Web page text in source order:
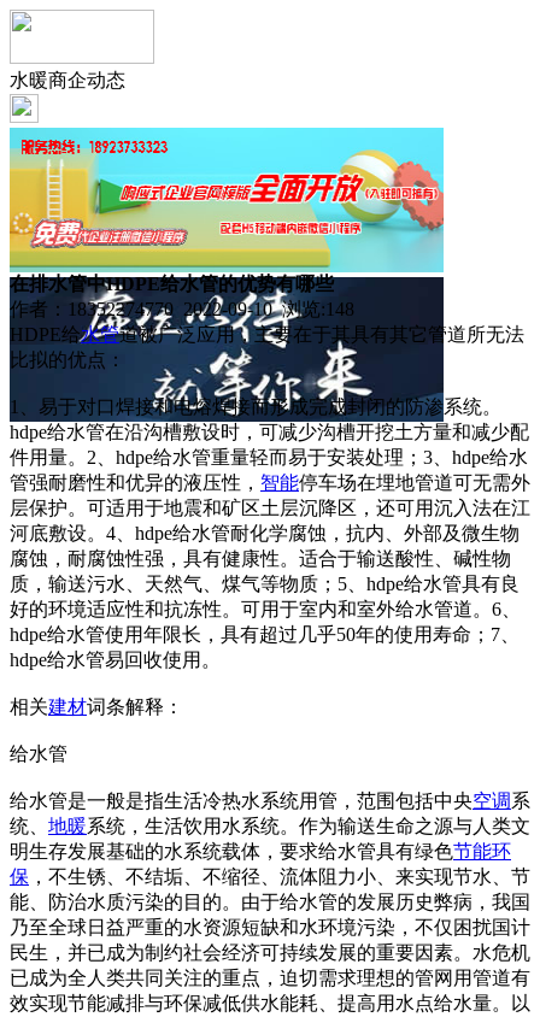
水暖商企动态
在排水管中HDPE给水管的优势有哪些
作者：18352274770 2022-09-10 浏览:148
HDPE给水管道被广泛应用，主要在于其具有其它管道所无法
比拟的优点：
1、易于对口焊接和电熔焊接而形成完成封闭的防渗系统。
hdpe给水管在沿沟槽敷设时，可减少沟槽开挖土方量和减少配
件用量。2、hdpe给水管重量轻而易于安装处理；3、hdpe给水
管强耐磨性和优异的液压性， 智能停车场在埋地管道可无需外
层保护。可适用于地震和矿区土层沉降区，还可用沉入法在江
河底敷设。4、hdpe给水管耐化学腐蚀，抗内、外部及微生物
腐蚀，耐腐蚀性强，具有健康性。适合于输送酸性、碱性物
质，输送污水、天然气、煤气等物质；5、hdpe给水管具有良
好的环境适应性和抗冻性。可用于室内和室外给水管道。6、
hdpe给水管使用年限长，具有超过几乎50年的使用寿命；7、
hdpe给水管易回收使用。
相关建材词条解释：
给水管
给水管是一般是指生活冷热水系统用管，范围包括中央空调系
统、 地暖系统，生活饮用水系统。作为输送生命之源与人类文
明生存发展基础的水系统载体，要求给水管具有绿色节能环
保 ，不生锈、不结垢、不缩径、流体阻力小、来实现节水、节
能、防治水质污染的目的。由于给水管的发展历史弊病，我国
乃至全球日益严重的水资源短缺和水环境污染，不仅困扰国计
民生，并已成为制约社会经济可持续发展的重要因素。水危机
已成为全人类共同关注的重点，迫切需求理想的管网用管道有
效实现节能减排与环保减低供水能耗、提高用水点给水量。以